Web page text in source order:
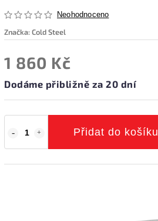
Neohodnoceno
Značka:Cold Steel
1 860 Kč
Dodáme přibližně za 20 dní
Přidat do košíku